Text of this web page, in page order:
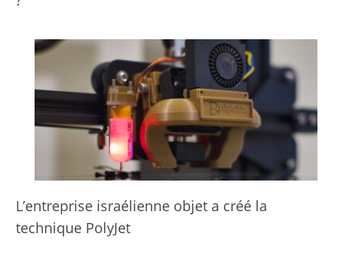
L’entreprise israélienne objet a créé la
technique PolyJet